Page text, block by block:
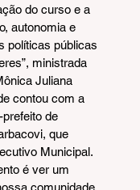
do curso e a
autonomia e
políticas públicas
ministrada
Juliana
contou com a
de
que
Municipal.
é ver um